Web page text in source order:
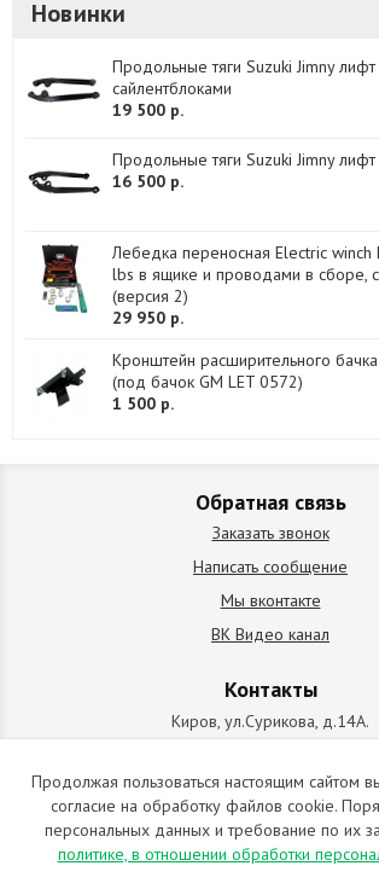
Новинки
Продольные тяги Suzuki Jimny
сайлентблоками
19 500 р.
Продольные тяги Suzuki Jimny
16 500 р.
Лебедка переносная Electric winch
lbs в ящике и проводами в сборе,
(версия 2)
29 950 р.
Кронштейн расширительного
(под бачок GM LET 0572)
1 500 р.
Обратная связь
Заказать звонок
Написать сообщение
Мы вконтакте
ВК Видео канал
Контакты
Киров, ул.Сурикова, д.14А.
схема проезда
+7 (912) 827-92-55
ИП Позолотин Евгений
ИНН 434537218055 / ОГРН ИП
Продолжая пользоваться настоящим сайтом
согласие на обработку файлов cookie.
персональных данных и требование по их
политике, в отношении обработки